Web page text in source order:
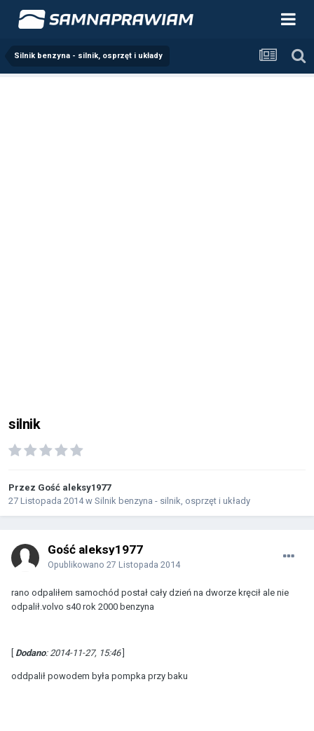
Silnik benzyna - silnik, osprzęt i układy
silnik
Przez Gość aleksy1977
27 Listopada 2014w Silnik benzyna - silnik, osprzęt i układy
Gość aleksy1977
Opublikowano 27 Listopada 2014
rano odpaliłem samochód postał cały dzień na dworze kręcił ale nie
odpalił.volvo s40 rok 2000 benzyna
Dodano: 2014-11-27, 15:46]
oddpalił powodem była pompka przy baku